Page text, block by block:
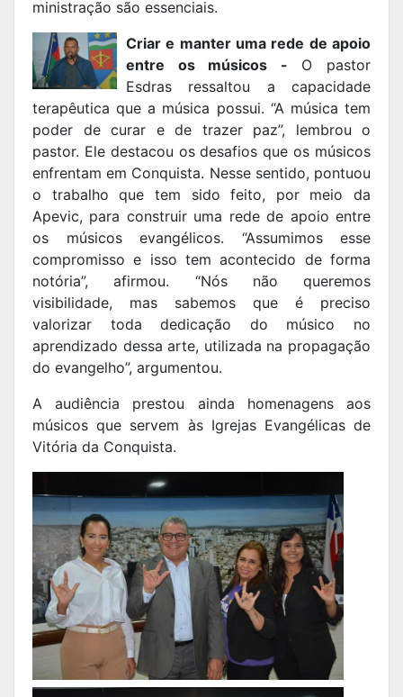
ministração são essenciais.
Criar e manter uma rede de apoio
entre os músicos - O pastor
Esdras ressaltou a capacidade
terapêutica que a música possui. “A música tem
poder de curar e de trazer paz”, lembrou o
pastor. Ele destacou os desafios que os músicos
enfrentam em Conquista. Nesse sentido, pontuou
o trabalho que tem sido feito, por meio da
Apevic, para construir uma rede de apoio entre
os músicos evangélicos. “Assumimos esse
compromisso e isso tem acontecido de forma
notória”, afirmou. “Nós não queremos
visibilidade, mas sabemos que é preciso
valorizar toda dedicação do músico no
aprendizado dessa arte, utilizada na propagação
do evangelho”, argumentou.
A audiência prestou ainda homenagens aos
músicos que servem às Igrejas Evangélicas de
Vitória da Conquista.